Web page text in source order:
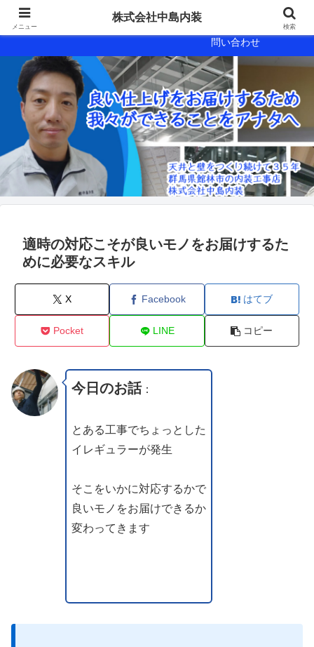
問い合わせ
適時の対応こそが良いモノをお届けするた
めに必要なスキル
X Facebook はてブ
Pocket LINE コピー
今日のお話：
とある工事でちょっとした
イレギュラーが発生
そこをいかに対応するかで
良いモノをお届けできるか
変わってきます
メニュー
株式会社中島内装
検索